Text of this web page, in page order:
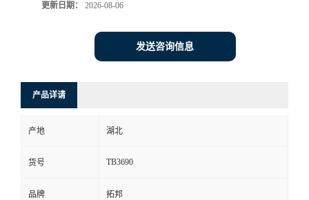
更新日期： 2026-08-06
发送咨询信息
产品详请
产地 湖北
货号 TB3690
品牌 拓邦